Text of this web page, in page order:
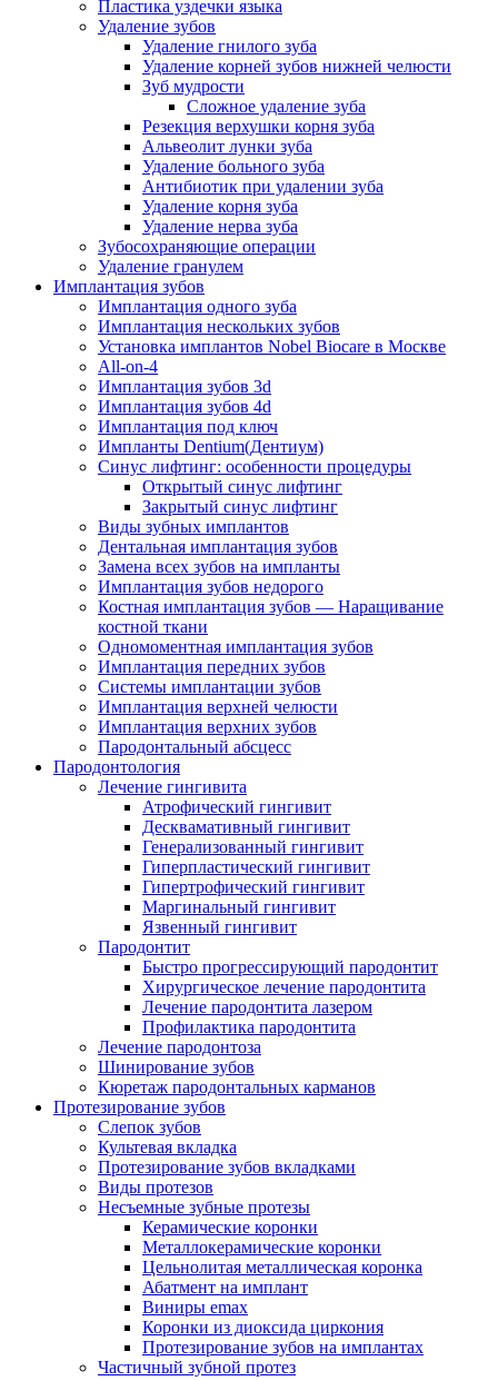
Пластика уздечки языка
Удаление зубов
Удаление гнилого зуба
Удаление корней зубов нижней челюсти
Зуб мудрости
Сложное удаление зуба
Резекция верхушки корня зуба
Альвеолит лунки зуба
Удаление больного зуба
Антибиотик при удалении зуба
Удаление корня зуба
Удаление нерва зуба
Зубосохраняющие операции
Удаление гранулем
Имплантация зубов
Имплантация одного зуба
Имплантация нескольких зубов
Установка имплантов Nobel Biocare в Москве
All-on-4
Имплантация зубов 3d
Имплантация зубов 4d
Имплантация под ключ
Импланты Dentium(Дентиум)
Cинус лифтинг: особенности процедуры
Открытый синус лифтинг
Закрытый синус лифтинг
Виды зубных имплантов
Дентальная имплантация зубов
Замена всех зубов на импланты
Имплантация зубов недорого
Костная имплантация зубов — Наращивание
костной ткани
Одномоментная имплантация зубов
Имплантация передних зубов
Системы имплантации зубов
Имплантация верхней челюсти
Имплантация верхних зубов
Пародонтальный абсцесс
Пародонтология
Лечение гингивита
Атрофический гингивит
Десквамативный гингивит
Генерализованный гингивит
Гиперпластический гингивит
Гипертрофический гингивит
Маргинальный гингивит
Язвенный гингивит
Пародонтит
Быстро прогрессирующий пародонтит
Хирургическое лечение пародонтита
Лечение пародонтита лазером
Профилактика пародонтита
Лечение пародонтоза
Шинирование зубов
Кюретаж пародонтальных карманов
Протезирование зубов
Слепок зубов
Культевая вкладка
Протезирование зубов вкладками
Виды протезов
Несъемные зубные протезы
Керамические коронки
Металлокерамические коронки
Цельнолитая металлическая коронка
Абатмент на имплант
Виниры emax
Коронки из диоксида циркония
Протезирование зубов на имплантах
Частичный зубной протез